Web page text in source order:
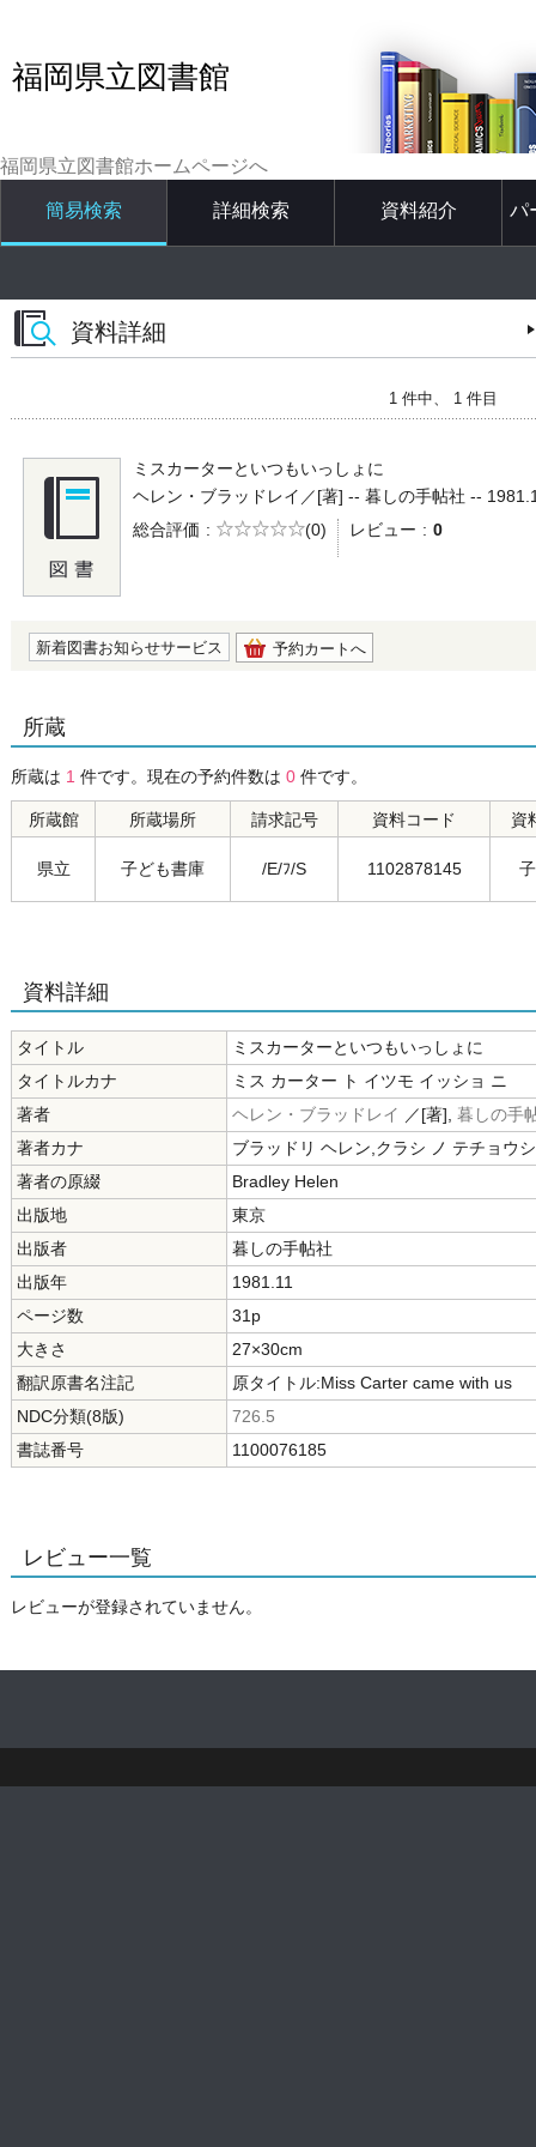
福岡県立図書館
福岡県立図書館ホームページへ
簡易検索 詳細検索 資料紹介 パ
資料詳細
1 件中、 1 件目
ミスカーターといつもいっしょに
ヘレン・ブラッドレイ／[著] -- 暮しの手帖社 --
総合評価
5段階評価
(0) レビュー 0
新着図書お知らせサービス 予約カートへ
所蔵
所蔵は 1 件です。現在の予約件数は 0 件です。
所蔵館 所蔵場所 請求記号 資料コード 資
県立 子ども書庫 /E/ﾌ/S 1102878145
資料詳細
タイトル
ミスカーターといつもいっしょに
タイトルカナ
ミス カーター ト イツモ イッショ ニ
著者
ヘレン・ブラッドレイ ／[著], 暮しの手
著者カナ
ブラッドリ ヘレン,クラシ ノ テチョウ
著者の原綴
Bradley Helen
出版地
東京
出版者
暮しの手帖社
出版年
1981.11
ページ数
31p
大きさ
27×30cm
翻訳原書名注記
原タイトル:Miss Carter came with us
NDC分類(8版)
726.5
書誌番号
1100076185
レビュー一覧
レビューが登録されていません。